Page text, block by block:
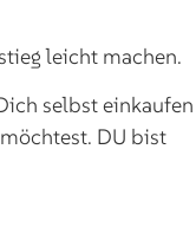
leicht machen.
selbst einkaufen
DU bist